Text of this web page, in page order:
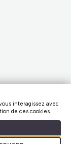
sus). |
interagissez avec
de ces cookies.